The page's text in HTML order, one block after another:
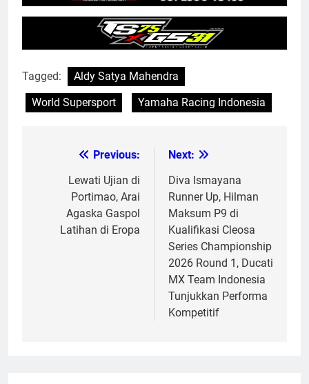
Tagged:
Aldy Satya Mahendra
World Supersport
Yamaha Racing Indonesia
navigation
Previous:
Lewati Ujian di
Portimao, Arai
Agaska Gaspol
Latihan di Eropa
Next:
Diva Ismayana
Runner Up, Hilman
Maksum P9 di
Kualifikasi Cleosa
Series Championship
2026 Round 1, Ducati
MX Team Indonesia
Tunjukkan Performa
Kompetitif